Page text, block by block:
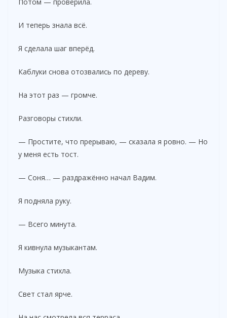
И теперь знала всё.
Я сделала шаг вперёд.
Каблуки снова отозвались по дереву.
На этот раз — громче.
Разговоры стихли.
— Простите, что прерываю, — сказала я ровно. — Но
у меня есть тост.
— Соня… — раздражённо начал Вадим.
Я подняла руку.
— Всего минута.
Я кивнула музыкантам.
Музыка стихла.
Свет стал ярче.